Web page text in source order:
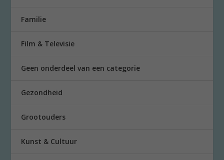
Familie
Film & Televisie
Geen onderdeel van een categorie
Gezondheid
Grootouders
Kunst & Cultuur